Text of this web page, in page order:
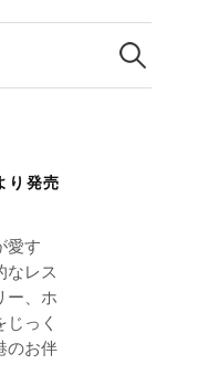
検
索:
り発売
愛す
なレス
ー、ホ
っく
のお伴